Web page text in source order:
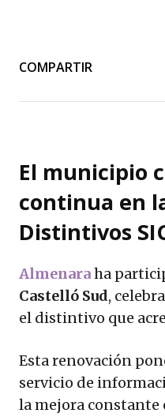
COMPARTIR
El municipio
continua en
Distintivos
Almenaraha
Castelló Sud,
el distintivo que
Esta renovación
servicio de
la mejora constante